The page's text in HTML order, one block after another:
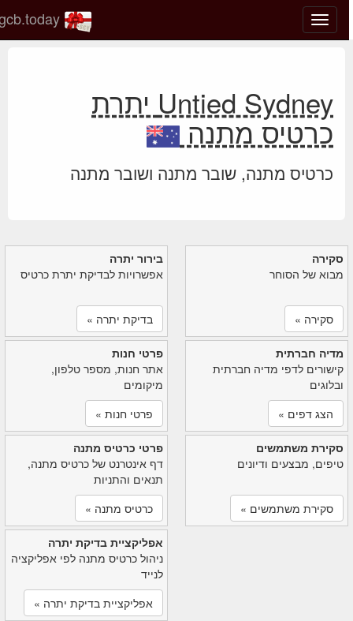
החלף
מצב
gcb.today
Untied Sydney יתרת
כרטיס מתנה
כרטיס מתנה, שובר מתנה ושובר מתנה
בירור יתרה
אפשרויות לבדיקת יתרת כרטיס
בדיקת יתרה »
סקירה
מבוא של הסוחר
סקירה »
פרטי חנות
אתר חנות, מספר טלפון,
מיקומים
פרטי חנות »
מדיה חברתית
קישורים לדפי מדיה חברתית
ובלוגים
הצג דפים »
פרטי כרטיס מתנה
דף אינטרנט של כרטיס מתנה,
תנאים והתניות
כרטיס מתנה »
סקירת משתמשים
טיפים, מבצעים ודיונים
סקירת משתמשים »
אפליקציית בדיקת יתרה
ניהול כרטיס מתנה לפי אפליקציה
לנייד
אפליקציית בדיקת יתרה »